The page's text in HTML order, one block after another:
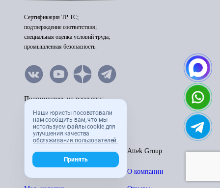
Наши юристы посоветовали
нам сообщить вам, что мы
используем файлы cookie для
улучшения качества
обслуживания пользователей.
Принять
Сертификация ТР ТС;
подтверждение соответствия;
специальная оценка условий труда;
промышленная безопасность.
Подпишитесь на рассылку:
Attek Group
О компании
Услуги компаниям
Учебный центр